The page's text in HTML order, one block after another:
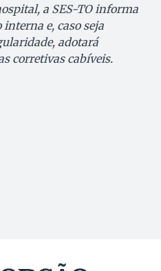
a SES-TO informa
e, caso seja
adotará
corretivas cabíveis.